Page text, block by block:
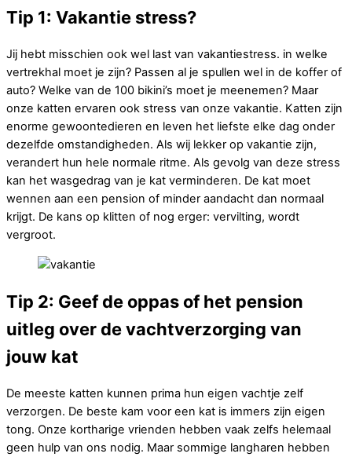
Tip 1: Vakantie stress?
Jij hebt misschien ook wel last van vakantiestress. in welke
vertrekhal moet je zijn? Passen al je spullen wel in de koffer of
auto? Welke van de 100 bikini’s moet je meenemen? Maar
onze katten ervaren ook stress van onze vakantie. Katten zijn
enorme gewoontedieren en leven het liefste elke dag onder
dezelfde omstandigheden. Als wij lekker op vakantie zijn,
verandert hun hele normale ritme. Als gevolg van deze stress
kan het wasgedrag van je kat verminderen. De kat moet
wennen aan een pension of minder aandacht dan normaal
krijgt. De kans op klitten of nog erger: vervilting, wordt
vergroot.
Tip 2: Geef de oppas of het pension
uitleg over de vachtverzorging van
jouw kat
De meeste katten kunnen prima hun eigen vachtje zelf
verzorgen. De beste kam voor een kat is immers zijn eigen
tong. Onze kortharige vrienden hebben vaak zelfs helemaal
geen hulp van ons nodig. Maar sommige langharen hebben